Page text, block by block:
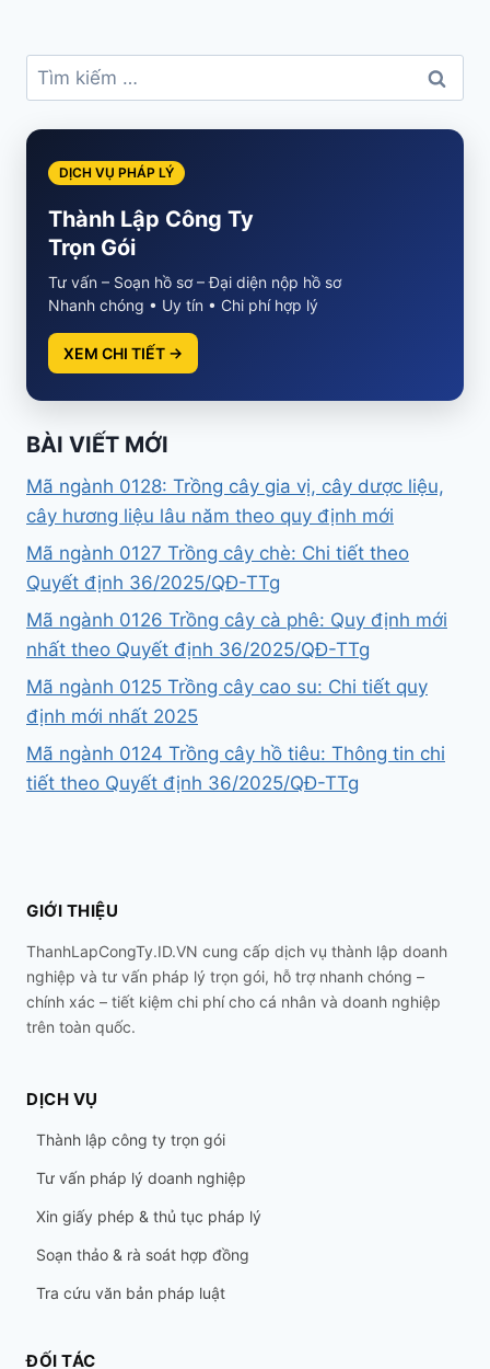
Tìm
kiếm
cho:
DỊCH VỤ PHÁP LÝ
Thành Lập Công Ty
Trọn Gói
Tư vấn – Soạn hồ sơ – Đại diện nộp hồ sơ
Nhanh chóng • Uy tín • Chi phí hợp lý
XEM CHI TIẾT →
BÀI VIẾT MỚI
Mã ngành 0128: Trồng cây gia vị, cây dược liệu,
cây hương liệu lâu năm theo quy định mới
Mã ngành 0127 Trồng cây chè: Chi tiết theo
Quyết định 36/2025/QĐ-TTg
Mã ngành 0126 Trồng cây cà phê: Quy định mới
nhất theo Quyết định 36/2025/QĐ-TTg
Mã ngành 0125 Trồng cây cao su: Chi tiết quy
định mới nhất 2025
Mã ngành 0124 Trồng cây hồ tiêu: Thông tin chi
tiết theo Quyết định 36/2025/QĐ-TTg
GIỚI THIỆU
ThanhLapCongTy.ID.VN cung cấp dịch vụ thành lập doanh
nghiệp và tư vấn pháp lý trọn gói, hỗ trợ nhanh chóng –
chính xác – tiết kiệm chi phí cho cá nhân và doanh nghiệp
trên toàn quốc.
DỊCH VỤ
Thành lập công ty trọn gói
Tư vấn pháp lý doanh nghiệp
Xin giấy phép & thủ tục pháp lý
Soạn thảo & rà soát hợp đồng
Tra cứu văn bản pháp luật
ĐỐI TÁC